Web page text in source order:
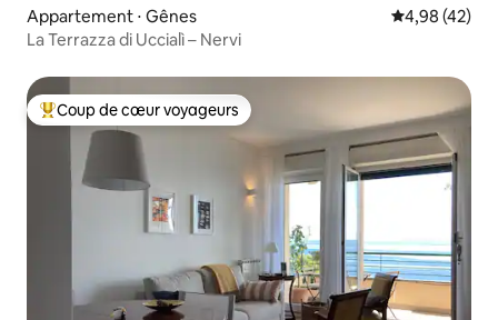
Appartement ⋅ Gênes Évaluation
4,98 (42)
La Terrazza di Uccialì – Nervi
Coups de cœur voyageurs les plus appréciés
Coup de cœur voyageurs